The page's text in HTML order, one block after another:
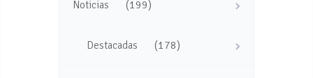
Noticias (199)
Destacadas (178)